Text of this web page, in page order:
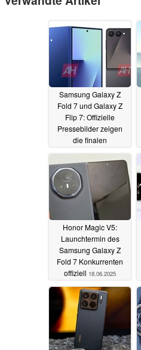
Samsung Galaxy Z
Fold 7 und Galaxy Z
Flip 7: Offizielle
Pressebilder zeigen
die finalen
19.06.2025
Honor Magic V5:
Launchtermin des
Samsung Galaxy Z
Fold 7 Konkurrenten
offiziell 18.06.2025